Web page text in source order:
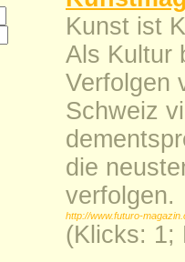
Kunst ist
Als Kultur
Verfolgen
Schweiz
die
verfolgen.
http://www.futuro-
(Klicks: 1;